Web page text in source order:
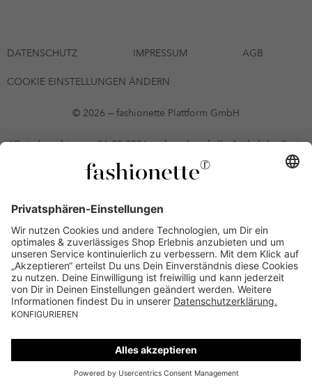
DATENSCHUTZ IMPRESSUM AGB
COOKIE EINSTELLUNGEN ÄNDERN
© 2026 — fashionette Plattform GmbH
*Gutschein bis zum 06.08.2026 mehrmals auf alle Artikel der Seite
fashionette.at/selected-styles anwendbar. Es gelten die in den AGB
§9 festgelegten Bedingungen.
vorausgesetzt, alle Preise inkl. MwSt. und ohne Versandkosten. Bei
Ratenkäufen kann die letzte Rate geringfügig abweichen. Die
Anzahl der Raten und die jeweilige Verfügbarkeit von
Zahlungsmethoden kann variieren. Die Prominenten, die
namentlich genannt oder dargestellt werden, haben keine der auf
der Website angebotenen Artikel anerkannt, empfohlen oder
befürwortet. Lieferungen sind nur an Lieferadressen in Österreich